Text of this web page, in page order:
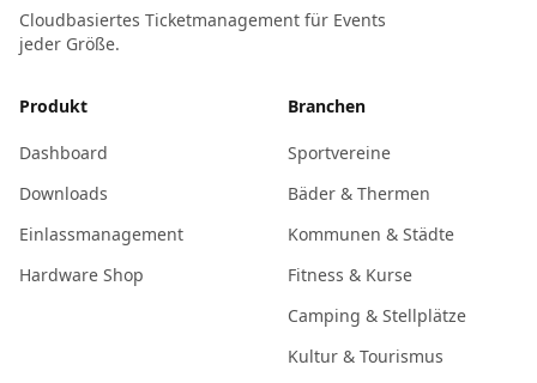
Cloudbasiertes Ticketmanagement für Events
jeder Größe.
Produkt
Dashboard
Downloads
Einlassmanagement
Hardware Shop
Branchen
Sportvereine
Bäder & Thermen
Kommunen & Städte
Fitness & Kurse
Camping & Stellplätze
Kultur & Tourismus